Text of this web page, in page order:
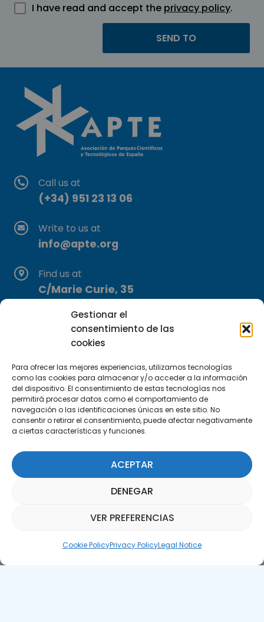
Gestionar el
consentimiento de las
cookies
Para ofrecer las mejores experiencias, utilizamos tecnologías
como las cookies para almacenar y/o acceder a la información
del dispositivo. El consentimiento de estas tecnologías nos
permitirá procesar datos como el comportamiento de
navegación o las identificaciones únicas en este sitio. No
consentir o retirar el consentimiento, puede afectar negativamente
a ciertas características y funciones.
ACEPTAR
DENEGAR
VER PREFERENCIAS
Cookie PolicyPrivacy PolicyLegal Notice
I have read and accept the privacy policy.
Call us at
(+34) 951 23 13 06
Write to us at
info@apte.org
Find us at
C/Marie Curie, 35
Subscribe to our Newsletter
SUBSCRIBE HERE